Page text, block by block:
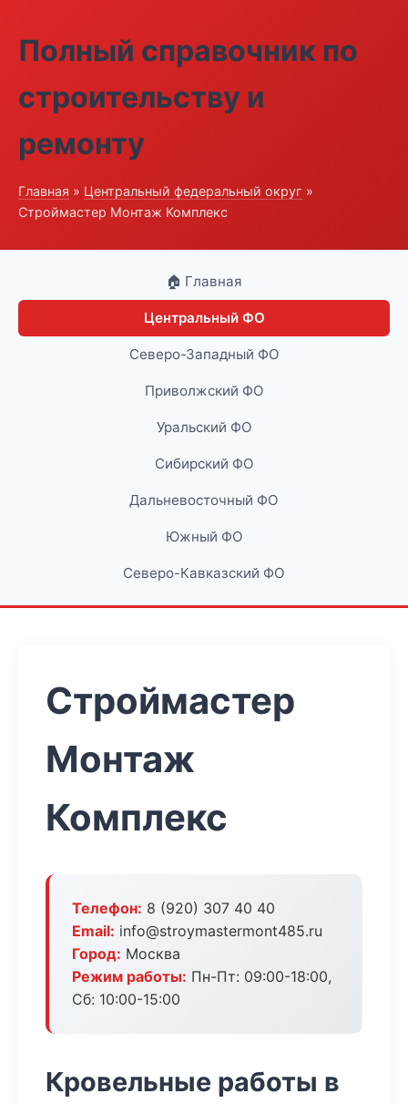
Полный справочник по
строительству и
ремонту
Главная » Центральный федеральный округ »
Строймастер Монтаж Комплекс
🏠 Главная
Центральный ФО
Северо-Западный ФО
Приволжский ФО
Уральский ФО
Сибирский ФО
Дальневосточный ФО
Южный ФО
Северо-Кавказский ФО
Строймастер
Монтаж
Комплекс
Телефон: 8 (920) 307 40 40
Email: info@stroymastermont485.ru
Город: Москва
Режим работы: Пн-Пт: 09:00-18:00,
Сб: 10:00-15:00
Кровельные работы в